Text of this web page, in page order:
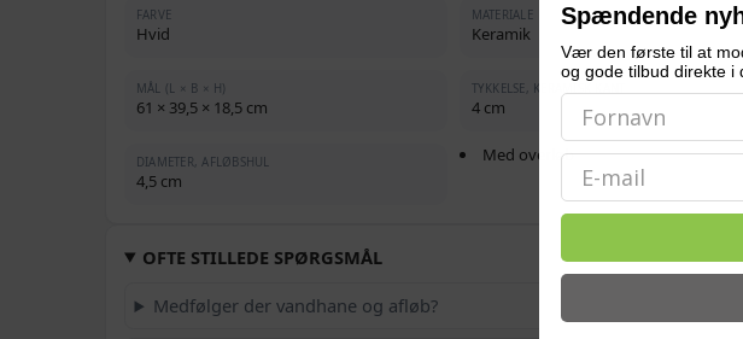
FARVE
Hvid
MATERIALE
Keramik
MÅL (L × B × H)
61 × 39,5 × 18,5 cm
TYKKELSE, KERAMISK KANT
4 cm
DIAMETER, AFLØBSHUL
4,5 cm
Med overløb
OFTE STILLEDE SPØRGSMÅL
Medfølger der vandhane og afløb?
Spændende
Vær den første til at
og gode tilbud direkte i
Email